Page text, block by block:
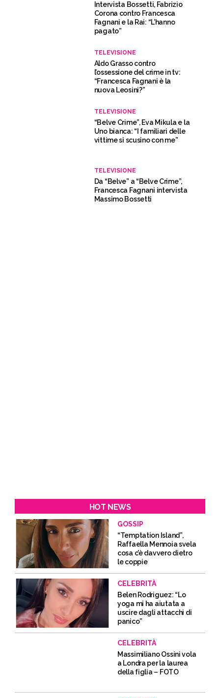
Intervista Bossetti, Fabrizio
Corona contro Francesca
Fagnani e la Rai: “L’hanno
pagato”
TELEVISIONE
Aldo Grasso contro
l’ossessione del crime in tv:
“Francesca Fagnani è la
nuova Leosini?”
TELEVISIONE
“Belve Crime”, Eva Mikula e la
Uno bianca: “I familiari delle
vittime si scusino con me”
TELEVISIONE
Da “Belve” a “Belve Crime”,
Francesca Fagnani intervista
Massimo Bossetti
HOT NEWS
GOSSIP
“Temptation Island”,
Raffaella Mennoia svela
cosa c’è davvero dietro
le coppie
CELEBRITÀ
Belen Rodriguez: “Lo
yoga mi ha aiutata a
uscire dagli attacchi di
panico”
CELEBRITÀ
Massimiliano Ossini vola
a Londra per la laurea
della figlia – FOTO